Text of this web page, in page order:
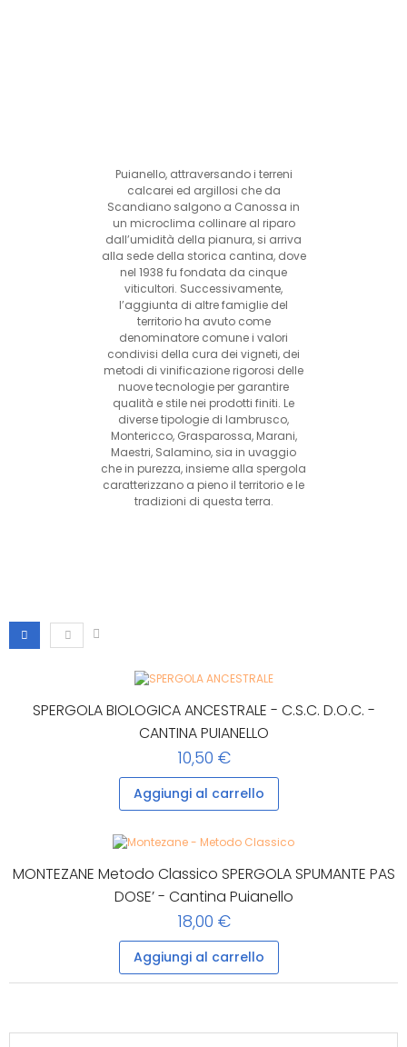
Puianello, attraversando i terreni
calcarei ed argillosi che da
Scandiano salgono a Canossa in
un microclima collinare al riparo
dall’umidità della pianura, si arriva
alla sede della storica cantina, dove
nel 1938 fu fondata da cinque
viticultori. Successivamente,
l’aggiunta di altre famiglie del
territorio ha avuto come
denominatore comune i valori
condivisi della cura dei vigneti, dei
metodi di vinificazione rigorosi delle
nuove tecnologie per garantire
qualità e stile nei prodotti finiti. Le
diverse tipologie di lambrusco,
Montericco, Grasparossa, Marani,
Maestri, Salamino, sia in uvaggio
che in purezza, insieme alla spergola
caratterizzano a pieno il territorio e le
tradizioni di questa terra.
SPERGOLA BIOLOGICA ANCESTRALE - C.S.C. D.O.C. -
CANTINA PUIANELLO
10,50 €
Aggiungi al carrello
MONTEZANE Metodo Classico SPERGOLA SPUMANTE PAS
DOSE’ - Cantina Puianello
18,00 €
Aggiungi al carrello